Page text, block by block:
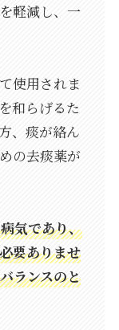
軽減し、一
使用されま
和らげるた
、痰が絡ん
の去痰薬が
気であり、
要ありませ
ランスのと